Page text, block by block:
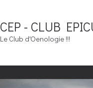
CEP - CLUB
Le Club d'Oenologie !!!